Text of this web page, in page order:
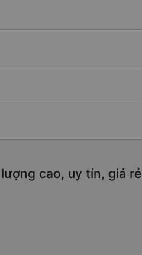
cao, uy tín, giá